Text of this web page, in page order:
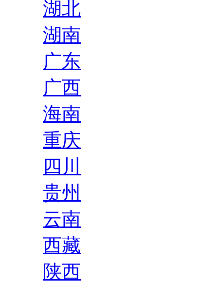
湖北
湖南
广东
广西
海南
重庆
四川
贵州
云南
西藏
陕西